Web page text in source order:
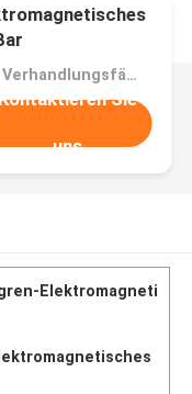
Preis：Verhandlungsfähig
Sie
uns
Elektromagneti